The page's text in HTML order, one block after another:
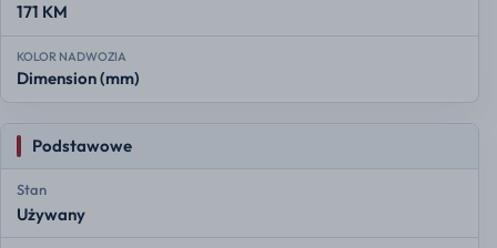
171 KM
KOLOR NADWOZIA
Dimension (mm)
Podstawowe
Stan
Używany